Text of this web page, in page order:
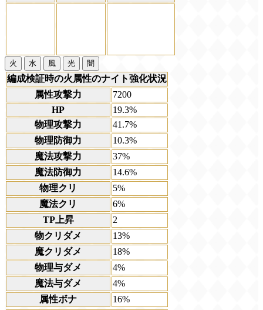
火 水 風 光 闇
編成検証時の火属性のナイト強化状況
属性攻撃力
7200
HP
19.3%
物理攻撃力
41.7%
物理防御力
10.3%
魔法攻撃力
37%
魔法防御力
14.6%
物理クリ
5%
魔法クリ
6%
TP上昇
2
物クリダメ
13%
魔クリダメ
18%
物理与ダメ
4%
魔法与ダメ
4%
属性ボナ
16%